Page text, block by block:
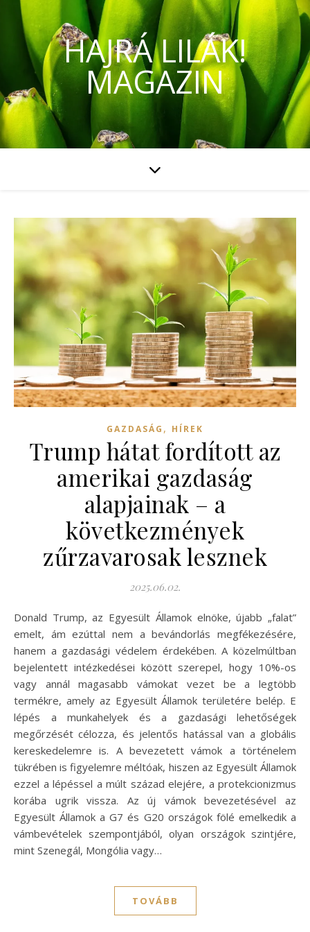
HAJRÁ LILÁK!
MAGAZIN
GAZDASÁG , HÍREK
Trump hátat fordított az
amerikai gazdaság
alapjainak – a
következmények
zűrzavarosak lesznek
2025.06.02.
Donald Trump, az Egyesült Államok elnöke, újabb „falat”
emelt, ám ezúttal nem a bevándorlás megfékezésére,
hanem a gazdasági védelem érdekében. A közelmúltban
bejelentett intézkedései között szerepel, hogy 10%-os
vagy annál magasabb vámokat vezet be a legtöbb
termékre, amely az Egyesült Államok területére belép. E
lépés a munkahelyek és a gazdasági lehetőségek
megőrzését célozza, és jelentős hatással van a globális
kereskedelemre is. A bevezetett vámok a történelem
tükrében is figyelemre méltóak, hiszen az Egyesült Államok
ezzel a lépéssel a múlt század elejére, a protekcionizmus
korába ugrik vissza. Az új vámok bevezetésével az
Egyesült Államok a G7 és G20 országok fölé emelkedik a
vámbevételek szempontjából, olyan országok szintjére,
mint Szenegál, Mongólia vagy…
TOVÁBB